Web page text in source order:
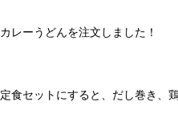
カレーうどんを注文しました！
定食セットにすると、だし巻き、